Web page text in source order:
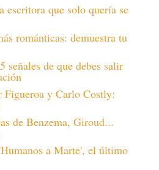
que solo quería se
románticas: demuestra tu
señales de que debes salir
Figueroa y Carlo Costly:
de Benzema, Giroud...
a Marte', el último